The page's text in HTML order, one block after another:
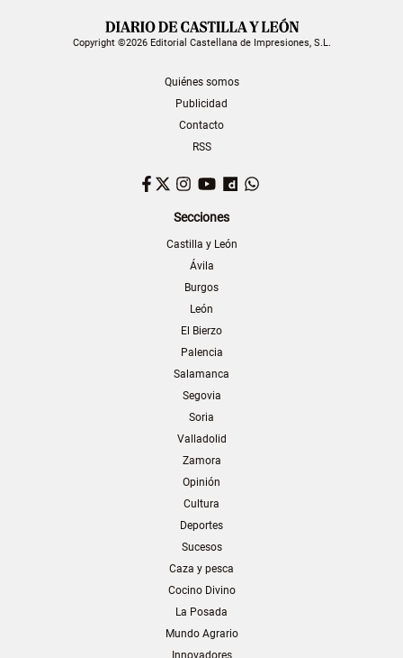
Copyright ©2026 Editorial Castellana de Impresiones, S.L.
Quiénes somos
Publicidad
Contacto
RSS
Facebook
TwitterInstagram
YouTubeDailymotion
Secciones
Castilla y León
Ávila
Burgos
León
El Bierzo
Palencia
Salamanca
Segovia
Soria
Valladolid
Zamora
Opinión
Cultura
Deportes
Sucesos
Caza y pesca
Cocino Divino
La Posada
Mundo Agrario
Innovadores